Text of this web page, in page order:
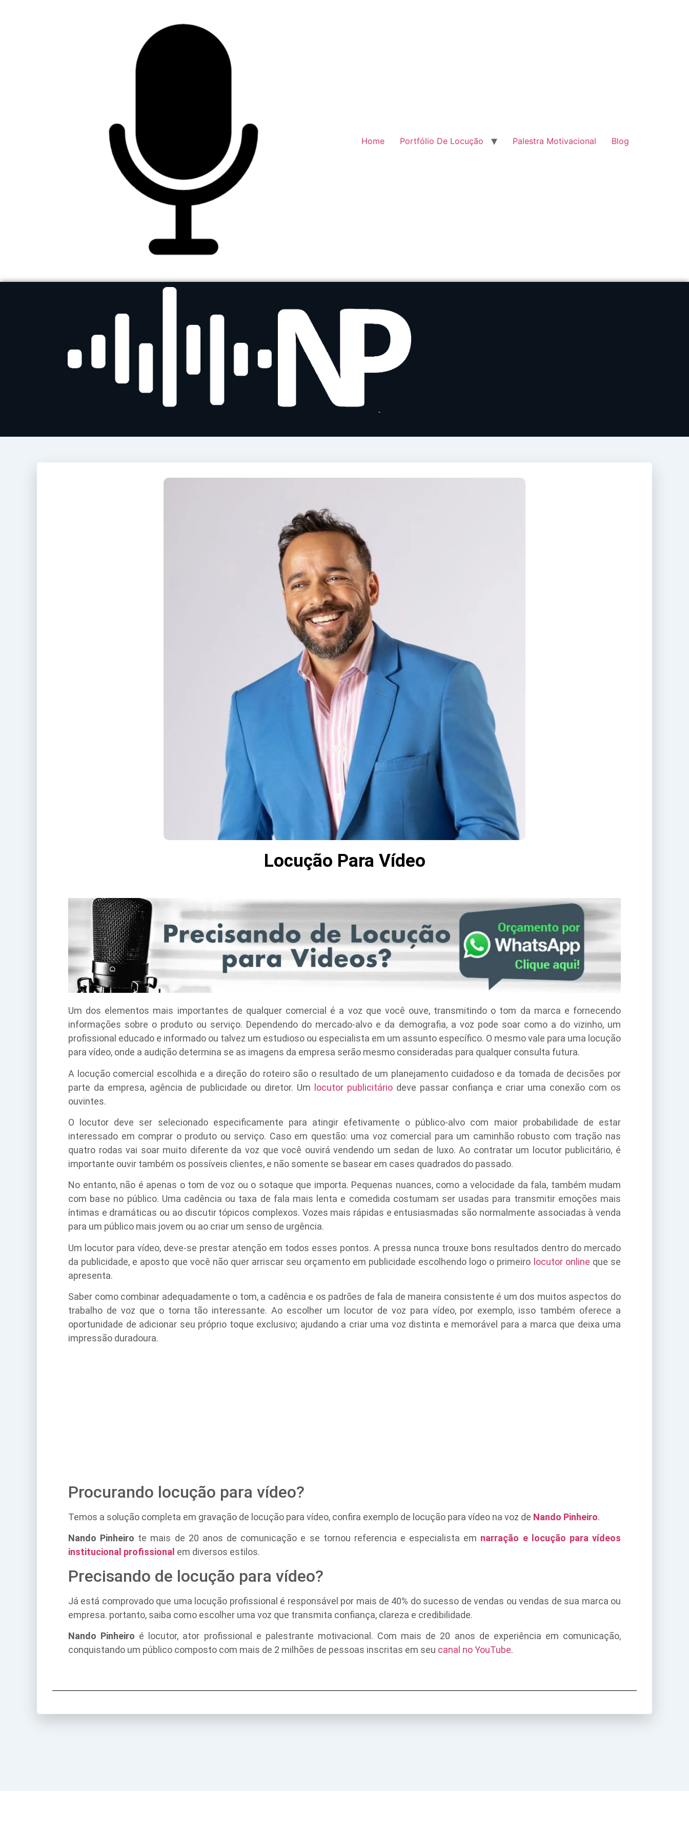
Home Portfólio De Locução Palestra Motivacional Blog
Locução Para Vídeo
Um dos elementos mais importantes de qualquer comercial é a voz que você ouve, transmitindo o tom da marca e fornecendo
informações sobre o produto ou serviço. Dependendo do mercado-alvo e da demografia, a voz pode soar como a do vizinho, um
profissional educado e informado ou talvez um estudioso ou especialista em um assunto específico. O mesmo vale para uma locução
para vídeo, onde a audição determina se as imagens da empresa serão mesmo consideradas para qualquer consulta futura.
A locução comercial escolhida e a direção do roteiro são o resultado de um planejamento cuidadoso e da tomada de decisões por
parte da empresa, agência de publicidade ou diretor. Um locutor publicitário deve passar confiança e criar uma conexão com os
ouvintes.
O locutor deve ser selecionado especificamente para atingir efetivamente o público-alvo com maior probabilidade de estar
interessado em comprar o produto ou serviço. Caso em questão: uma voz comercial para um caminhão robusto com tração nas
quatro rodas vai soar muito diferente da voz que você ouvirá vendendo um sedan de luxo. Ao contratar um locutor publicitário, é
importante ouvir também os possíveis clientes, e não somente se basear em cases quadrados do passado.
No entanto, não é apenas o tom de voz ou o sotaque que importa. Pequenas nuances, como a velocidade da fala, também mudam
com base no público. Uma cadência ou taxa de fala mais lenta e comedida costumam ser usadas para transmitir emoções mais
íntimas e dramáticas ou ao discutir tópicos complexos. Vozes mais rápidas e entusiasmadas são normalmente associadas à venda
para um público mais jovem ou ao criar um senso de urgência.
Um locutor para vídeo, deve-se prestar atenção em todos esses pontos. A pressa nunca trouxe bons resultados dentro do mercado
da publicidade, e aposto que você não quer arriscar seu orçamento em publicidade escolhendo logo o primeiro locutor online que se
apresenta.
Saber como combinar adequadamente o tom, a cadência e os padrões de fala de maneira consistente é um dos muitos aspectos do
trabalho de voz que o torna tão interessante. Ao escolher um locutor de voz para vídeo, por exemplo, isso também oferece a
oportunidade de adicionar seu próprio toque exclusivo; ajudando a criar uma voz distinta e memorável para a marca que deixa uma
impressão duradoura.
Procurando locução para vídeo?
Temos a solução completa em gravação de locução para vídeo, confira exemplo de locução para vídeo na voz de Nando Pinheiro.
Nando Pinheiro te mais de 20 anos de comunicação e se tornou referencia e especialista em narração e locução para vídeos
institucional profissional em diversos estilos.
Precisando de locução para vídeo?
Já está comprovado que uma locução profissional é responsável por mais de 40% do sucesso de vendas ou vendas de sua marca ou
empresa. portanto, saiba como escolher uma voz que transmita confiança, clareza e credibilidade.
Nando Pinheiro é locutor, ator profissional e palestrante motivacional. Com mais de 20 anos de experiência em comunicação,
conquistando um público composto com mais de 2 milhões de pessoas inscritas em seu canal no YouTube.